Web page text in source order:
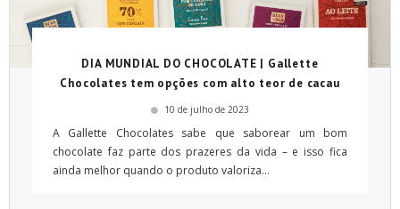
DIA MUNDIAL DO CHOCOLATE | Gallette
Chocolates tem opções com alto teor de cacau
10 de julho de 2023
A Gallette Chocolates sabe que saborear um bom
chocolate faz parte dos prazeres da vida – e isso fica
ainda melhor quando o produto valoriza...